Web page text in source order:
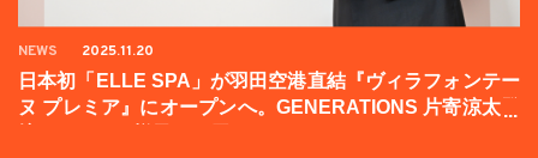
NEWS 2025.11.20
日本初「ELLE SPA」が羽田空港直結『ヴィラフォンテー
ヌ プレミア』にオープンへ。GENERATIONS 片寄涼太登